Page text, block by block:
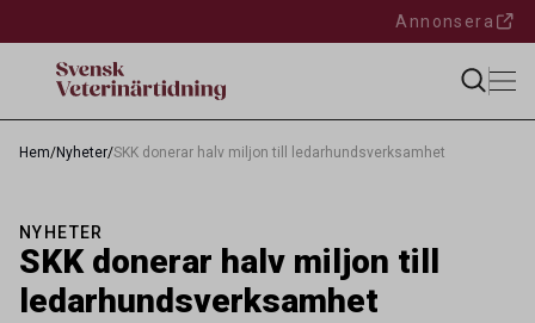
Annonsera
Hem/Nyheter/SKK donerar halv miljon till ledarhundsverksamhet
NYHETER
SKK donerar halv miljon till
ledarhundsverksamhet